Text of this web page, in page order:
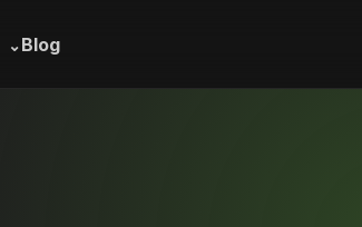
Blog